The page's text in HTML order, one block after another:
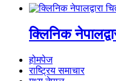
क्लिनिक
होमपेज
राष्ट्रिय समाचार